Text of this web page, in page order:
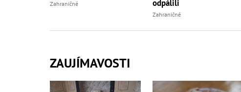
Zahraničné odpálili
Zahraničné
ZAUJÍMAVOSTI